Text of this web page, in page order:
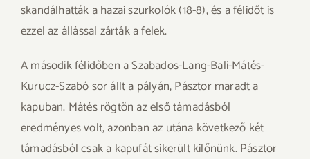
skandálhatták a hazai szurkolók (18-8), és a félidőt is
ezzel az állással zárták a felek.
A második félidőben a Szabados-Lang-Bali-Mátés-
Kurucz-Szabó sor állt a pályán, Pásztor maradt a
kapuban. Mátés rögtön az első támadásból
eredményes volt, azonban az utána következő két
támadásból csak a kapufát sikerült kilőnünk. Pásztor